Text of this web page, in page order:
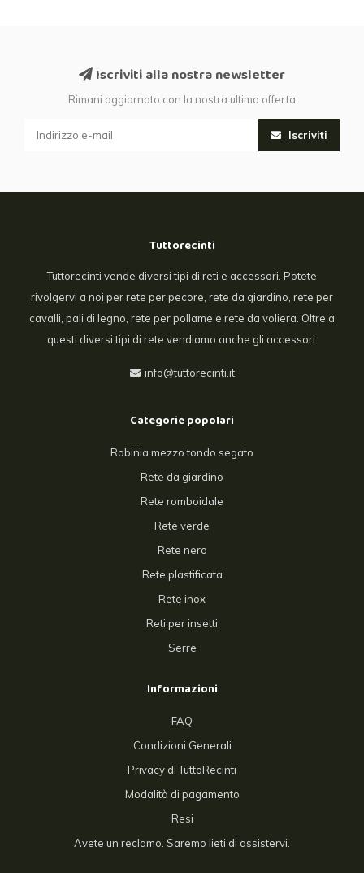
Iscriviti alla nostra newsletter
Rimani aggiornato con la nostra ultima offerta
Iscriviti
Tuttorecinti
Tuttorecinti vende diversi tipi di reti e accessori. Potete
rivolgervi a noi per rete per pecore, rete da giardino, rete per
cavalli, pali di legno, rete per pollame e rete da voliera. Oltre a
questi diversi tipi di rete vendiamo anche gli accessori.
info@tuttorecinti.it
Categorie popolari
Robinia mezzo tondo segato
Rete da giardino
Rete romboidale
Rete verde
Rete nero
Rete plastificata
Rete inox
Reti per insetti
Serre
Informazioni
FAQ
Condizioni Generali
Privacy di TuttoRecinti
Modalità di pagamento
Resi
Avete un reclamo. Saremo lieti di assistervi.